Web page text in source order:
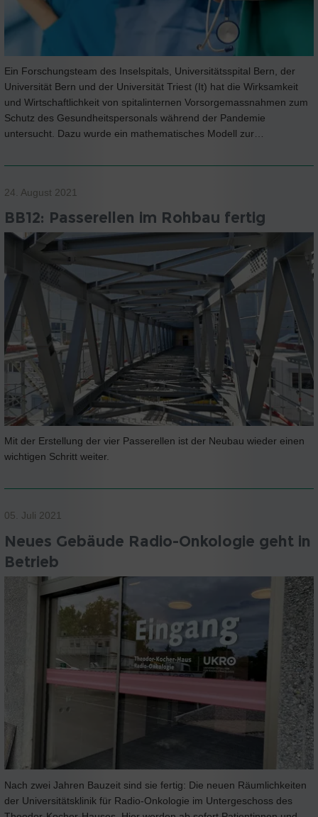
Ein Forschungsteam des Inselspitals, Universitätsspital Bern, der
Universität Bern und der Universität Triest (It) hat die Wirksamkeit
und Wirtschaftlichkeit von spitalinternen Vorsorgemassnahmen zum
Schutz des Gesundheitspersonals während der Pandemie
untersucht. Dazu wurde ein mathematisches Modell zur…
24. August 2021
BB12: Passerellen im Rohbau fertig
Mit der Erstellung der vier Passerellen ist der Neubau wieder einen
wichtigen Schritt weiter.
05. Juli 2021
Neues Gebäude Radio-Onkologie geht in
Betrieb
Nach zwei Jahren Bauzeit sind sie fertig: Die neuen Räumlichkeiten
der Universitätsklinik für Radio-Onkologie im Untergeschoss des